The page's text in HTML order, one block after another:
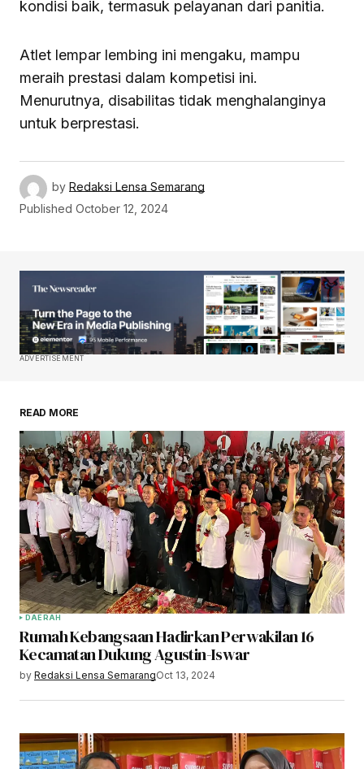
kondisi baik, termasuk pelayanan dari panitia.
Atlet lempar lembing ini mengaku, mampu
meraih prestasi dalam kompetisi ini.
Menurutnya, disabilitas tidak menghalanginya
untuk berprestasi.
by Redaksi Lensa Semarang
Published October 12, 2024
ADVERTISEMENT
READ MORE
DAERAH
Rumah Kebangsaan Hadirkan Perwakilan 16
Kecamatan Dukung Agustin-Iswar
by Redaksi Lensa SemarangOct 13, 2024